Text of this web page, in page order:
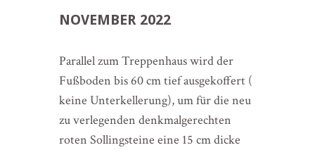
NOVEMBER 2022
Parallel zum Treppenhaus wird der
Fußboden bis 60 cm tief ausgekoffert (
keine Unterkellerung), um für die neu
zu verlegenden denkmalgerechten
roten Sollingsteine eine 15 cm dicke